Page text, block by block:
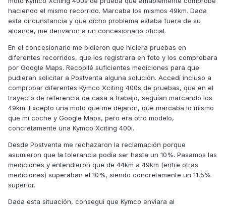
haciendo el mismo recorrido. Marcaba los mismos 49km. Dada
esta circunstancia y que dicho problema estaba fuera de su
alcance, me derivaron a un concesionario oficial.
En el concesionario me pidieron que hiciera pruebas en
diferentes recorridos, que los registrara en foto y los comprobara
por Google Maps. Recopilé suficientes mediciones para que
pudieran solicitar a Postventa alguna solución. Accedí incluso a
comprobar diferentes Kymco Xciting 400s de pruebas, que en el
trayecto de referencia de casa a trabajo, seguían marcando los
49km. Excepto una moto que me dejaron, que marcaba lo mismo
que mi coche y Google Maps, pero era otro modelo,
concretamente una Kymco Xciting 400i.
Desde Postventa me rechazaron la reclamación porque
asumieron que la tolerancia podía ser hasta un 10%. Pasamos las
mediciones y entendieron que de 44km a 49km (entre otras
mediciones) superaban el 10%, siendo concretamente un 11,5%
superior.
Dada esta situación, conseguí que Kymco enviara al